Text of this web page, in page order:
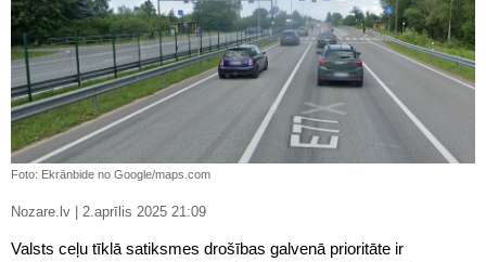
Foto: Ekrānbide no Google/maps.com
Nozare.lv | 2.aprīlis 2025 21:09
Valsts ceļu tīklā satiksmes drošības galvenā prioritāte ir